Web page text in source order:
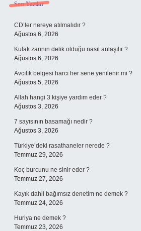
Sidebar
Son Yazılar
CD’ler nereye atılmalıdır ?
Ağustos 6, 2026
Kulak zarının delik olduğu nasıl anlaşılır ?
Ağustos 6, 2026
Avcılık belgesi harcı her sene yenilenir mi ?
Ağustos 5, 2026
Allah hangi 3 kişiye yardım eder ?
Ağustos 3, 2026
7 sayısının basamağı nedir ?
Ağustos 3, 2026
Türkiye’deki rasathaneler nerede ?
Temmuz 29, 2026
Koç burcunu ne sinir eder ?
Temmuz 27, 2026
Kayık dahil bağımsız denetim ne demek ?
Temmuz 24, 2026
Huriya ne demek ?
Temmuz 23, 2026